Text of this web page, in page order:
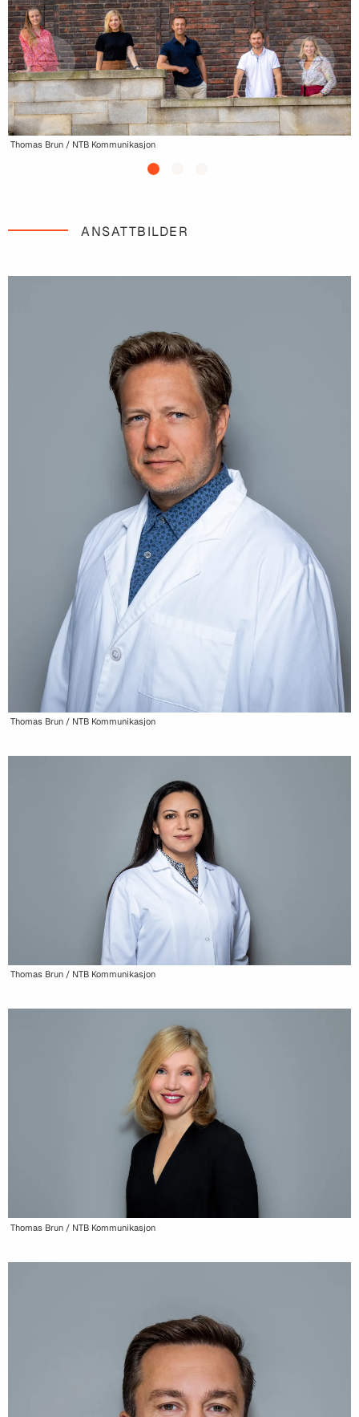
Thomas Brun / NTB Kommunikasjon
ANSATTBILDER
Thomas Brun / NTB Kommunikasjon
Thomas Brun / NTB Kommunikasjon
Thomas Brun / NTB Kommunikasjon